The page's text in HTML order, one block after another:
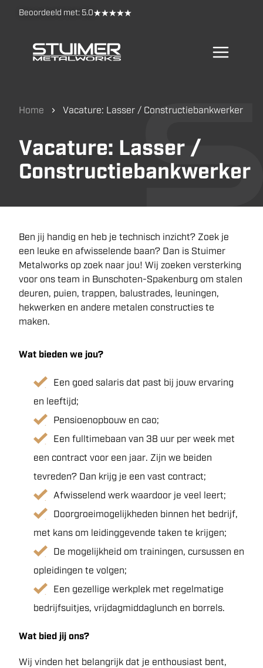
Beoordeeld met: 5.0
Home Vacature: Lasser / Constructiebankwerker
Vacature: Lasser /
Constructiebankwerker
Ben jij handig en heb je technisch inzicht? Zoek je
een leuke en afwisselende baan? Dan is Stuimer
Metalworks op zoek naar jou! Wij zoeken versterking
voor ons team in Bunschoten-Spakenburg om stalen
deuren, puien, trappen, balustrades, leuningen,
hekwerken en andere metalen constructies te
maken.
Wat bieden we jou?
Een goed salaris dat past bij jouw ervaring
en leeftijd;
Pensioenopbouw en cao;
Een fulltimebaan van 38 uur per week met
een contract voor een jaar. Zijn we beiden
tevreden? Dan krijg je een vast contract;
Afwisselend werk waardoor je veel leert;
Doorgroeimogelijkheden binnen het bedrijf,
met kans om leidinggevende taken te krijgen;
De mogelijkheid om trainingen, cursussen en
opleidingen te volgen;
Een gezellige werkplek met regelmatige
bedrijfsuitjes, vrijdagmiddaglunch en borrels.
Wat bied jij ons?
Wij vinden het belangrijk dat je enthousiast bent,